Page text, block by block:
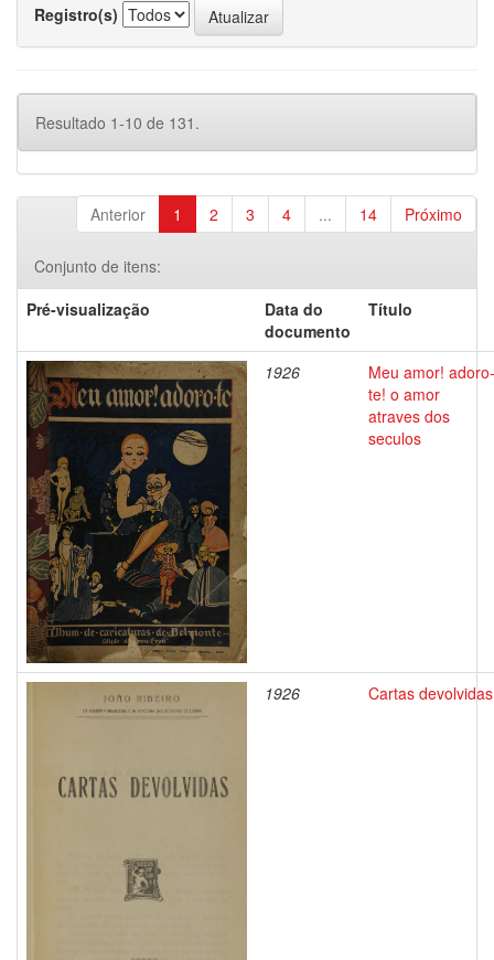
Registro(s)
Resultado 1-10 de 131.
Anterior 1 2 3 4 ... 14 Próximo
Conjunto de itens:
Pré-visualização
Data do
documento
Título
1926
Meu amor! adoro-
te! o amor
atraves dos
seculos
1926 Cartas devolvidas